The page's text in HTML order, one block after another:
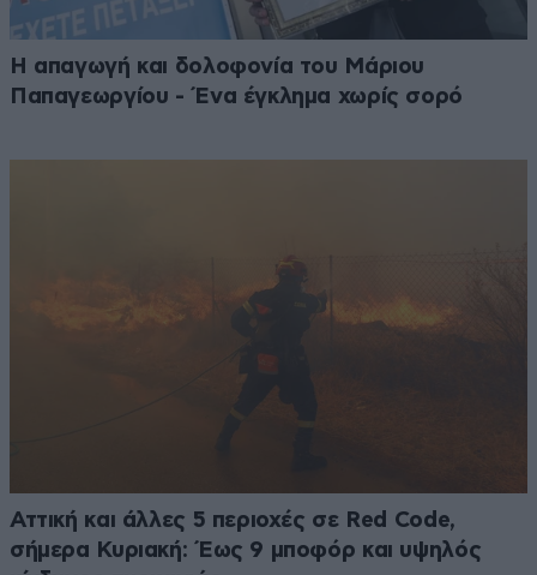
Η απαγωγή και δολοφονία του Μάριου
Παπαγεωργίου - Ένα έγκλημα χωρίς σορό
Αττική και άλλες 5 περιοχές σε Red Code,
σήμερα Κυριακή: Έως 9 μποφόρ και υψηλός